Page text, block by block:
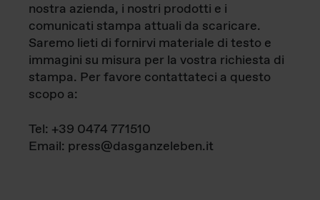
nostra azienda, i nostri prodotti e i
comunicati stampa attuali da scaricare.
Saremo lieti di fornirvi materiale di testo e
immagini su misura per la vostra richiesta di
stampa. Per favore contattateci a questo
scopo a:
Tel: +39 0474 771510
Email: press@dasganzeleben.it